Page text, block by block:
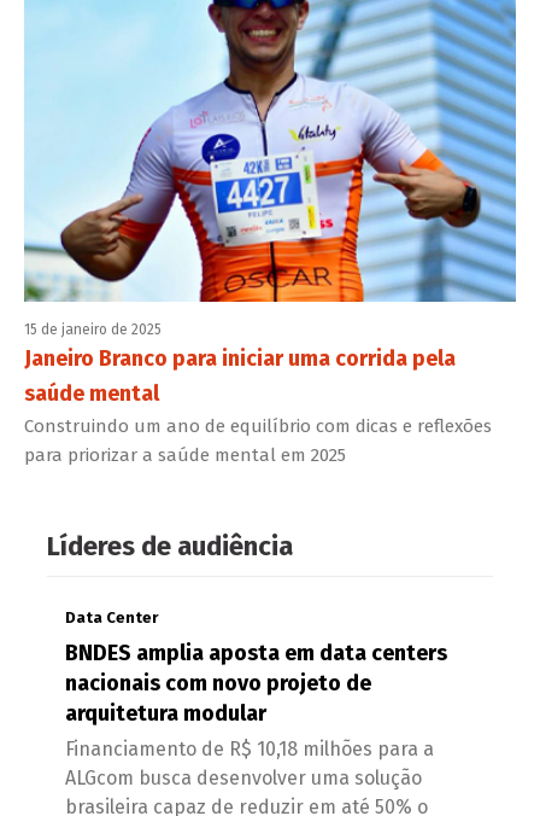
15 de janeiro de 2025
Janeiro Branco para iniciar uma corrida pela
saúde mental
Construindo um ano de equilíbrio com dicas e reflexões
para priorizar a saúde mental em 2025
Líderes de audiência
Data Center
BNDES amplia aposta em data centers
nacionais com novo projeto de
arquitetura modular
Financiamento de R$ 10,18 milhões para a
ALGcom busca desenvolver uma solução
brasileira capaz de reduzir em até 50% o